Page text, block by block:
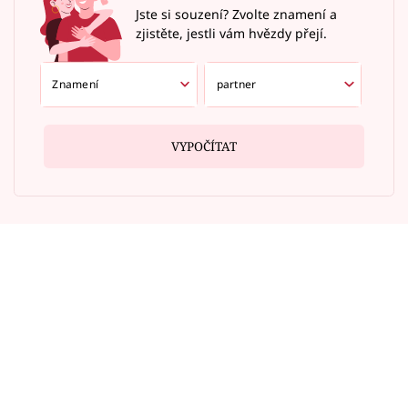
Jste si souzení? Zvolte znamení a
zjistěte, jestli vám hvězdy přejí.
VYPOČÍTAT